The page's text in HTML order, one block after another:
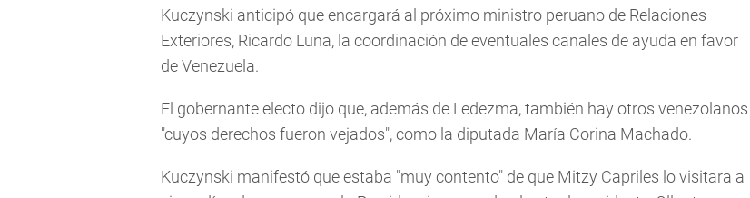
Kuczynski anticipó que encargará al próximo ministro peruano de Relaciones
Exteriores, Ricardo Luna, la coordinación de eventuales canales de ayuda en favor
de Venezuela.
El gobernante electo dijo que, además de Ledezma, también hay otros venezolanos
"cuyos derechos fueron vejados", como la diputada María Corina Machado.
Kuczynski manifestó que estaba "muy contento" de que Mitzy Capriles lo visitara a